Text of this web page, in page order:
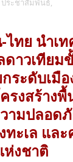
ประชาสัมพันธ์,
ทย นำเท
าวเทียม
ระดับเมื
รงสร้าง
ามปลอด
ทะเล แล
ห่งชาติ